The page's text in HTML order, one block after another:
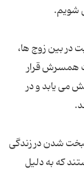
در بین زوج ها،
همسرش قرار
می یابد و در
شدن در زندگی
که به دلیل